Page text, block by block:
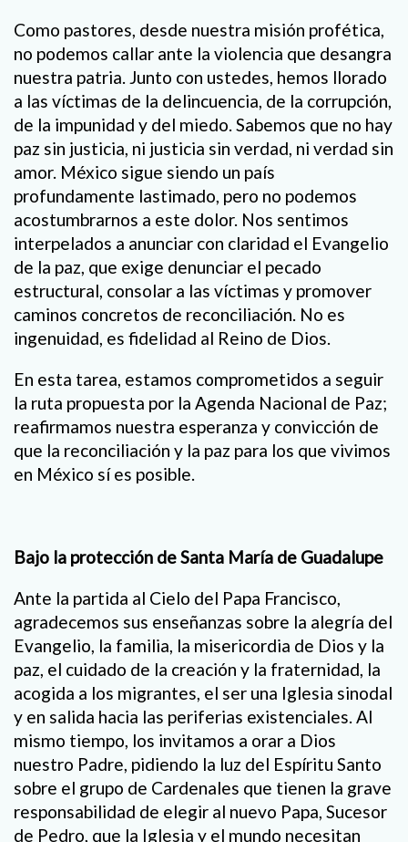
Como pastores, desde nuestra misión profética,
no podemos callar ante la violencia que desangra
nuestra patria. Junto con ustedes, hemos llorado
a las víctimas de la delincuencia, de la corrupción,
de la impunidad y del miedo. Sabemos que no hay
paz sin justicia, ni justicia sin verdad, ni verdad sin
amor. México sigue siendo un país
profundamente lastimado, pero no podemos
acostumbrarnos a este dolor. Nos sentimos
interpelados a anunciar con claridad el Evangelio
de la paz, que exige denunciar el pecado
estructural, consolar a las víctimas y promover
caminos concretos de reconciliación. No es
ingenuidad, es fidelidad al Reino de Dios.
En esta tarea, estamos comprometidos a seguir
la ruta propuesta por la Agenda Nacional de Paz;
reafirmamos nuestra esperanza y convicción de
que la reconciliación y la paz para los que vivimos
en México sí es posible.
Bajo la protección de Santa María de Guadalupe
Ante la partida al Cielo del Papa Francisco,
agradecemos sus enseñanzas sobre la alegría del
Evangelio, la familia, la misericordia de Dios y la
paz, el cuidado de la creación y la fraternidad, la
acogida a los migrantes, el ser una Iglesia sinodal
y en salida hacia las periferias existenciales. Al
mismo tiempo, los invitamos a orar a Dios
nuestro Padre, pidiendo la luz del Espíritu Santo
sobre el grupo de Cardenales que tienen la grave
responsabilidad de elegir al nuevo Papa, Sucesor
de Pedro, que la Iglesia y el mundo necesitan